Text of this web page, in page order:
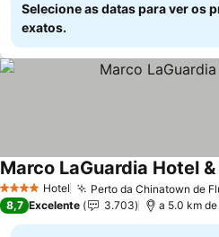
Selecione as datas para ver os
exatos.
4 EstrelasHotel Perto da Chinatown de
Marco LaGuardia Hotel
8,7 Excelente 3.703 a 5.0 km